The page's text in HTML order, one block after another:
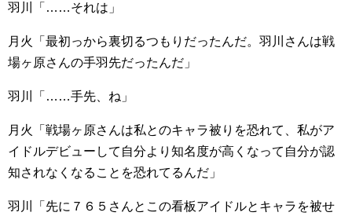
羽川「……それは」
月火「最初っから裏切るつもりだったんだ。羽川さんは戦
場ヶ原さんの手羽先だったんだ」
羽川「……手先、ね」
月火「戦場ヶ原さんは私とのキャラ被りを恐れて、私がア
イドルデビューして自分より知名度が高くなって自分が認
知されなくなることを恐れてるんだ」
羽川「先に７６５さんとこの看板アイドルとキャラを被せ